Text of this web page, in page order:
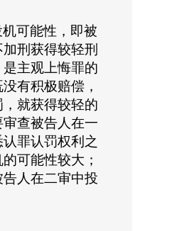
可能性，即被
刑获得较轻刑
主观上悔罪的
有积极赔偿，
就获得较轻的
查被告人在一
罪认罚权利之
可能性较大；
人在二审中投